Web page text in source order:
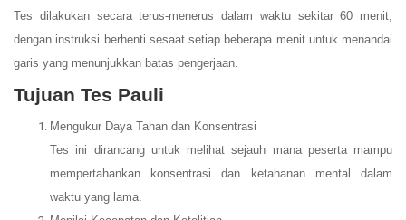
Tes dilakukan secara terus-menerus dalam waktu sekitar 60 menit,
dengan instruksi berhenti sesaat setiap beberapa menit untuk menandai
garis yang menunjukkan batas pengerjaan.
Tujuan Tes Pauli
Mengukur Daya Tahan dan Konsentrasi
Tes ini dirancang untuk melihat sejauh mana peserta mampu
mempertahankan konsentrasi dan ketahanan mental dalam
waktu yang lama.